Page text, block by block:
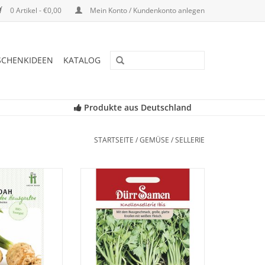
0 Artikel - €0,00 Mein Konto / Kundenkonto anlegen
KATALOG
Produkte aus Deutschland
STARTSEITE /GEMÜSE /SELLERIE
ist
und hat eine
Sie ist sehr gute
ist
kann früh
da schoßfest.
HINZUFÜGEN
Züchtung mit einer glatten,
kugelrunden, weißfleischigen
Knolle. Gute Schossfestigkeit und
sehr widerstandsfähig.
ZUM WARENKORB HINZUFÜGEN